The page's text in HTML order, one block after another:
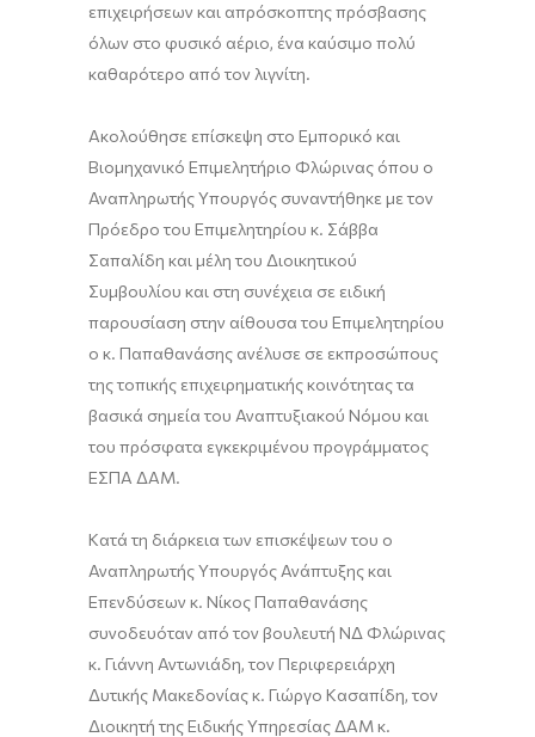
επιχειρήσεων και απρόσκοπτης πρόσβασης
όλων στο φυσικό αέριο, ένα καύσιμο πολύ
καθαρότερο από τον λιγνίτη.
Ακολούθησε επίσκεψη στο Εμπορικό και
Βιομηχανικό Επιμελητήριο Φλώρινας όπου ο
Αναπληρωτής Υπουργός συναντήθηκε με τον
Πρόεδρο του Επιμελητηρίου κ. Σάββα
Σαπαλίδη και μέλη του Διοικητικού
Συμβουλίου και στη συνέχεια σε ειδική
παρουσίαση στην αίθουσα του Επιμελητηρίου
ο κ. Παπαθανάσης ανέλυσε σε εκπροσώπους
της τοπικής επιχειρηματικής κοινότητας τα
βασικά σημεία του Αναπτυξιακού Νόμου και
του πρόσφατα εγκεκριμένου προγράμματος
ΕΣΠΑ ΔΑΜ.
Κατά τη διάρκεια των επισκέψεων του ο
Αναπληρωτής Υπουργός Ανάπτυξης και
Επενδύσεων κ. Νίκος Παπαθανάσης
συνοδευόταν από τον βουλευτή ΝΔ Φλώρινας
κ. Γιάννη Αντωνιάδη, τον Περιφερειάρχη
Δυτικής Μακεδονίας κ. Γιώργο Κασαπίδη, τον
Διοικητή της Ειδικής Υπηρεσίας ΔΑΜ κ.